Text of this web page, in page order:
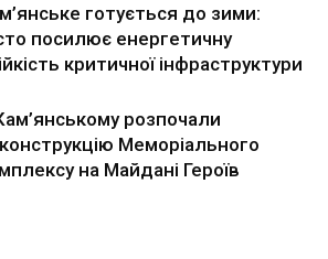
готується до зими:
посилює енергетичну
критичної інфраструктури
розпочали
Меморіального
на Майдані Героїв